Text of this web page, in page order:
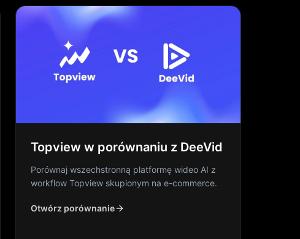
Topview w porównaniu z DeeVid
Porównaj wszechstronną platformę wideo AI z
workflow Topview skupionym na e-commerce.
Otwórz porównanie